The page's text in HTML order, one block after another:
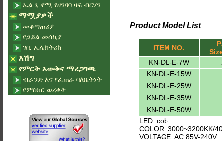
Product Model List
ITEM NO.
KN-DL-E-7W
KN-DL-E-15W
KN-DL-E-25W
KN-DL-E-35W
KN-DL-E-50W
LED: cob
COLOR: 3000~3200KK/
VOLTAGE: AC 85V-240V
ኤል ኒ ኖሚ የዘንባባ ዛፍ ብርሃን
ማሟያዎች
መቆጣጠሪያ
የኃይል መሰኪያ
ገቢ ኤሌክትሪክ
እሽግ
የምርት እውቅና ማረጋገጫ
ብራንድ እና የፈጠራ ባለቤትነት
የምስክር ወረቀት